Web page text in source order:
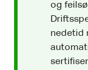
og
nedetid